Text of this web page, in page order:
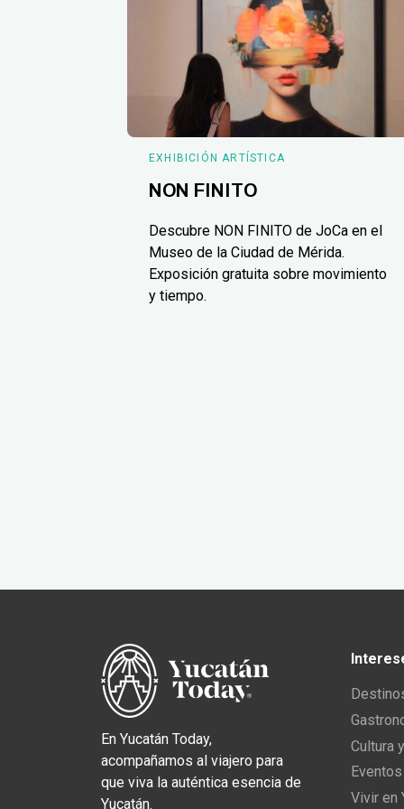
EXHIBICIÓN ARTÍSTICA
NON FINITO
Descubre NON FINITO de JoCa en el
Museo de la Ciudad de Mérida.
Exposición gratuita sobre movimiento
y tiempo.
En Yucatán Today,
acompañamos al viajero para
que viva la auténtica esencia de
Yucatán.
Cultura
Vivir en